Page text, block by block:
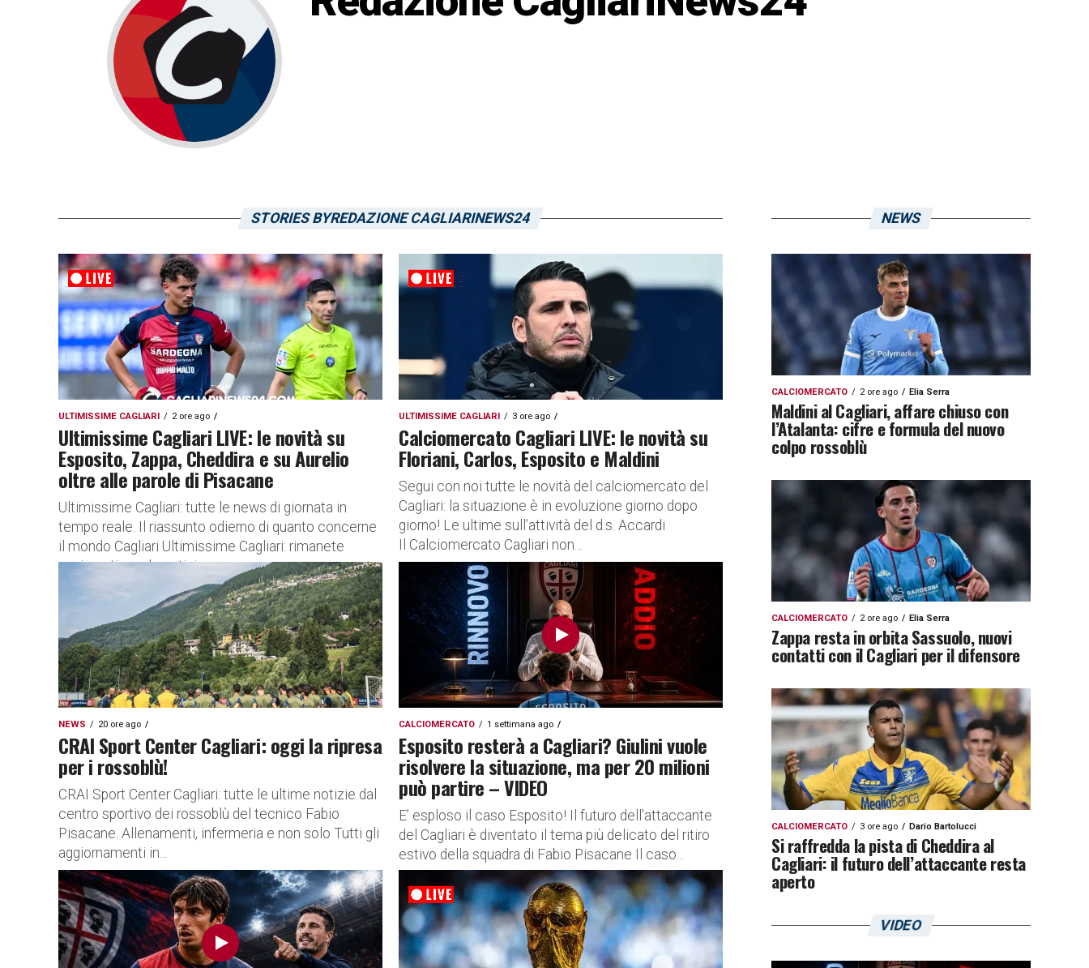
STORIES BYREDAZIONE CAGLIARINEWS24
ULTIMISSIME CAGLIARI 2 ore ago
Ultimissime Cagliari LIVE: le novità su
Esposito, Zappa, Cheddira e su Aurelio
oltre alle parole di Pisacane
Ultimissime Cagliari: tutte le news di giornata in
tempo reale. Il riassunto odierno di quanto concerne
il mondo Cagliari Ultimissime Cagliari: rimanete
aggiornati con le notizie...
ULTIMISSIME CAGLIARI 3 ore ago
Calciomercato Cagliari LIVE: le novità su
Floriani, Carlos, Esposito e Maldini
Segui con noi tutte le novità del calciomercato del
Cagliari: la situazione è in evoluzione giorno dopo
giorno! Le ultime sull’attività del d.s. Accardi
Il Calciomercato Cagliari non...
NEWS 20 ore ago
CRAI Sport Center Cagliari: oggi la ripresa
per i rossoblù!
CRAI Sport Center Cagliari: tutte le ultime notizie dal
centro sportivo dei rossoblù del tecnico Fabio
Pisacane. Allenamenti, infermeria e non solo Tutti gli
aggiornamenti in...
CALCIOMERCATO 1 settimana ago
Esposito resterà a Cagliari? Giulini vuole
risolvere la situazione, ma per 20 milioni
può partire – VIDEO
E’ esploso il caso Esposito! Il futuro dell’attaccante
del Cagliari è diventato il tema più delicato del ritiro
estivo della squadra di Fabio Pisacane Il caso...
NEWS
CALCIOMERCATO 2 ore ago Elia Serra
Maldini al Cagliari, affare chiuso con
l’Atalanta: cifre e formula del nuovo
colpo rossoblù
CALCIOMERCATO 2 ore ago Elia Serra
Zappa resta in orbita Sassuolo, nuovi
contatti con il Cagliari per il difensore
CALCIOMERCATO 3 ore ago Dario Bartolucci
Si raffredda la pista di Cheddira al
Cagliari: il futuro dell’attaccante resta
aperto
VIDEO